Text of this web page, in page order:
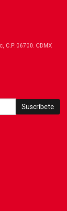
C.P. 06700. CDMX
Suscríbete